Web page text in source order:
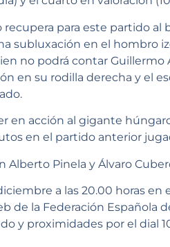
para este partido al
subluxación en el hombro
no podrá contar Guillermo
en su rodilla derecha y el
en acción al gigante
en el partido anterior
Alberto Pinela y Álvaro
a las 20.00 horas en
de la Federación Española
y proximidades por el dial